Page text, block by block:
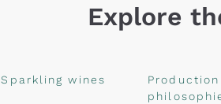
Explore
Sparkling wines
Production